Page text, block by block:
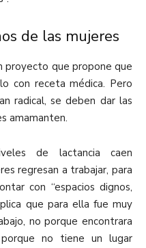
de las mujeres
proyecto que propone que
con receta médica. Pero
radical, se deben dar las
amamanten.
de lactancia caen
regresan a trabajar, para
con “espacios dignos,
que para ella fue muy
no porque encontrara
no tiene un lugar